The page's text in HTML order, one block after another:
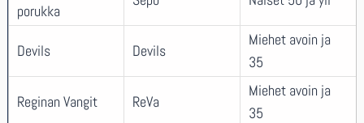
porukka
Devils Devils
Miehet avoin ja
35
Reginan Vangit ReVa
Miehet avoin ja
35